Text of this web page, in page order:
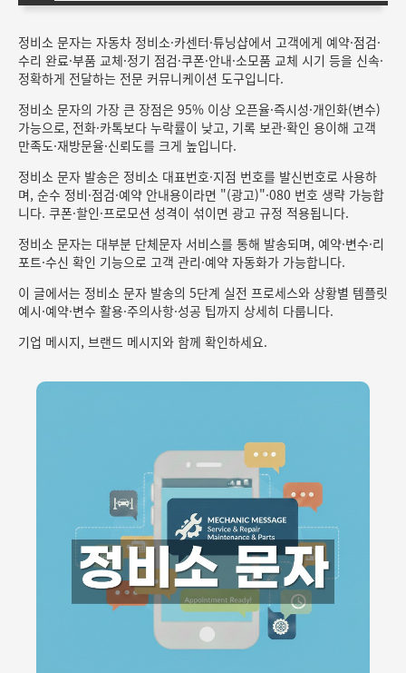
정비소 문자는 자동차 정비소·카센터·튜닝샵에서 고객에게 예약·점검·
수리 완료·부품 교체·정기 점검·쿠폰·안내·소모품 교체 시기 등을 신속·
정확하게 전달하는 전문 커뮤니케이션 도구입니다.
정비소 문자의 가장 큰 장점은 95% 이상 오픈율·즉시성·개인화(변수)
가능으로, 전화·카톡보다 누락률이 낮고, 기록 보관·확인 용이해 고객
만족도·재방문율·신뢰도를 크게 높입니다.
정비소 문자 발송은 정비소 대표번호·지점 번호를 발신번호로 사용하
며, 순수 정비·점검·예약 안내용이라면 "(광고)"·080 번호 생략 가능합
니다. 쿠폰·할인·프로모션 성격이 섞이면 광고 규정 적용됩니다.
정비소 문자는 대부분 단체문자 서비스를 통해 발송되며, 예약·변수·리
포트·수신 확인 기능으로 고객 관리·예약 자동화가 가능합니다.
이 글에서는 정비소 문자 발송의 5단계 실전 프로세스와 상황별 템플릿
예시·예약·변수 활용·주의사항·성공 팁까지 상세히 다룹니다.
기업 메시지, 브랜드 메시지와 함께 확인하세요.